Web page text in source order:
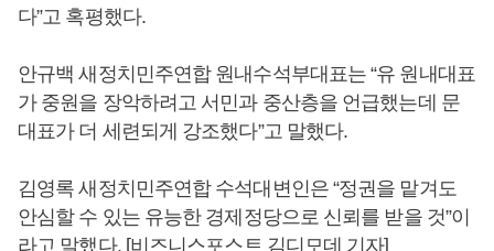
다”고 혹평했다.
안규백 새정치민주연합 원내수석부대표는 “유 원내대표
가 중원을 장악하려고 서민과 중산층을 언급했는데 문
대표가 더 세련되게 강조했다”고 말했다.
김영록 새정치민주연합 수석대변인은 “정권을 맡겨도
안심할 수 있는 유능한 경제정당으로 신뢰를 받을 것”이
라고 말했다. [비즈니스포스트 김디모데 기자]